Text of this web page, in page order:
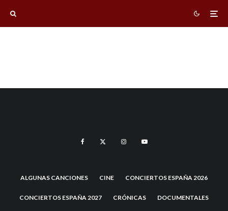
ALGUNAS CANCIONES CINE CONCIERTOS ESPAÑA 2026
CONCIERTOS ESPAÑA 2027 CRÓNICAS DOCUMENTALES